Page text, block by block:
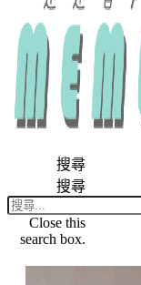
搜尋
搜尋
Close this
search box.